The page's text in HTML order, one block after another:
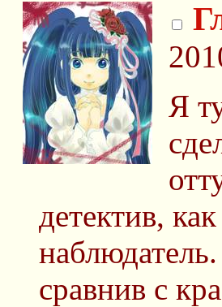
Я
детектив,
сравнив с